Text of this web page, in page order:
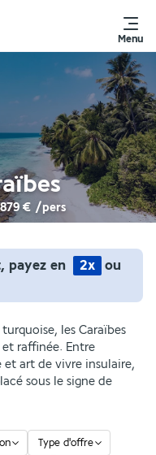
Menu
879 € /pers
payez en 2x
ou
les Caraïbes
raffinée. Entre
et art de vivre insulaire,
sous le signe de
Type d'offre